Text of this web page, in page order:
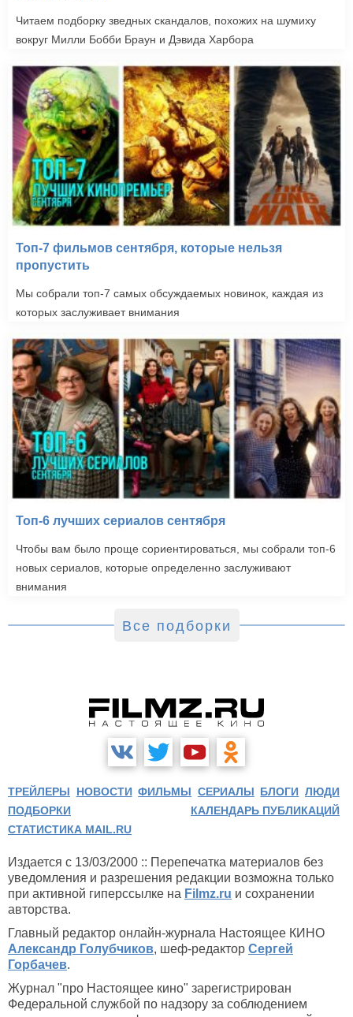
Читаем подборку зведных скандалов, похожих на шумиху
вокруг Милли Бобби Браун и Дэвида Харбора
Топ-7 фильмов сентября, которые нельзя
пропустить
Мы собрали топ-7 самых обсуждаемых новинок, каждая из
которых заслуживает внимания
Топ-6 лучших сериалов сентября
Чтобы вам было проще сориентироваться, мы собрали топ-6
новых сериалов, которые определенно заслуживают
внимания
Все подборки
ТРЕЙЛЕРЫ НОВОСТИ ФИЛЬМЫ СЕРИАЛЫ БЛОГИ ЛЮДИ
ПОДБОРКИ
КАЛЕНДАРЬ ПУБЛИКАЦИЙ
СТАТИСТИКА MAIL.RU
Издается с 13/03/2000 :: Перепечатка материалов без
уведомления и разрешения редакции возможна только
при активной гиперссылке на Filmz.ru и сохранении
авторства.
Главный редактор онлайн-журнала Настоящее КИНО
Александр Голубчиков, шеф-редактор Сергей
Горбачев.
Журнал "про Настоящее кино" зарегистрирован
Федеральной службой по надзору за соблюдением